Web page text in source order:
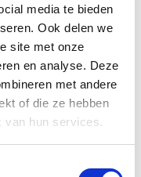
media te bieden
Ook delen we
site met onze
en analyse. Deze
met andere
of die ze hebben
van hun services.